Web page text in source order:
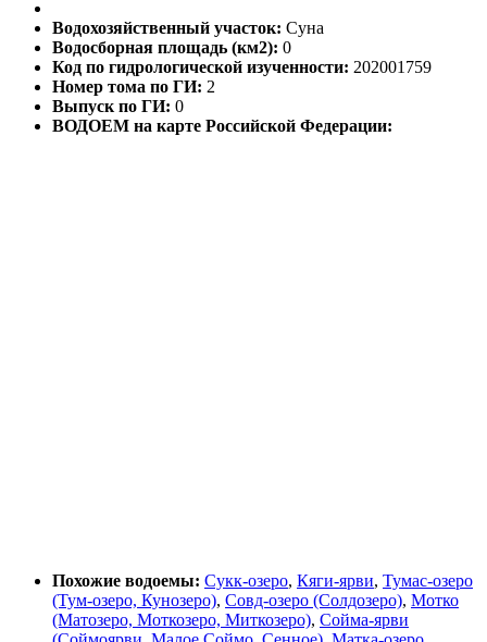
Водохозяйственный участок: Суна
Водосборная площадь (км2): 0
Код по гидрологической изученности: 202001759
Номер тома по ГИ: 2
Выпуск по ГИ: 0
ВОДОЕМ на карте Российской Федерации:
Похожие водоемы: Сукк-озеро, Кяги-ярви, Тумас-озеро
(Тум-озеро, Кунозеро), Совд-озеро (Солдозеро), Мотко
(Матозеро, Моткозеро, Миткозеро), Сойма-ярви